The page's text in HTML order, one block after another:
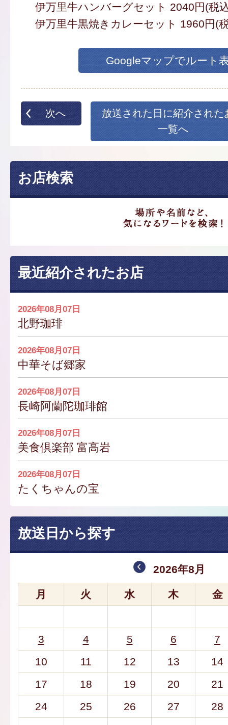
伊万里牛ハンバーグセット 2040円(税
伊万里牛黒焼きカレーセット 1960円(
Googleマップでルート
次へ
放送された日に紹介された
一覧へ
お店検索
最近紹介されたお店
2026年08月07日
北野珈琲
2026年08月07日
中華そば郷家
2026年08月07日
長崎阿蘭陀珈琲館
2026年08月07日
美食倶楽部 富高岩
2026年08月07日
たくちゃんの宝
放送日から探す
2026年8月
月 火 水 木 金
3 4 5 6
7
10
11 12 13
14
17
18 19 20
21
24
25 26 27
28